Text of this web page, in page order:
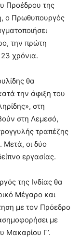
Προέδρου της
ο Πρωθυπουργός
την πρώτη
χρόνια.
θα
την άφιξη του
στη
στη Λεμεσό,
τραπέζης
Μετά, οι δύο
εργασίας.
της Ινδίας θα
Μέγαρο και
με τον Πρόεδρο
με
Μακαρίου Γ’.